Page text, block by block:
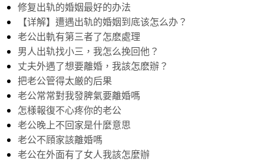
修复出轨的婚姻最好的办法
【详解】遭遇出轨的婚姻到底该怎么办？
老公出軌有第三者了怎麽處理
男人出轨找小三，我怎么挽回他？
丈夫外遇了想要離婚，我該怎麽辦？
把老公管得太厳的后果
老公常常對我發脾氣要離婚嗎
怎様報復不心疼你的老公
老公晚上不回家是什麼意思
老公不頋家該離婚嗎
老公在外面有了女人我該怎麼辦